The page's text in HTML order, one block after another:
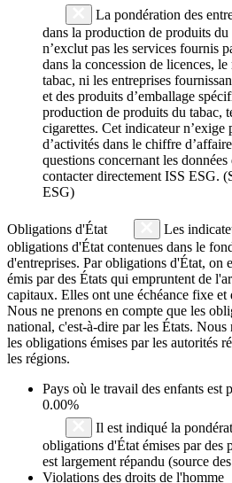
La pondération des
dans la production de produits du
n’exclut pas les services fournis
dans la concession de licences,
tabac, ni les entreprises
et des produits d’emballage
production de produits du tabac,
cigarettes. Cet indicateur n’exige
d’activités dans le chiffre
questions concernant les
contacter directement ISS ESG.
ESG)
Obligations d'État
Les
obligations d'État contenues dans le
d'entreprises. Par obligations d'État, on
émis par des États qui empruntent de
capitaux. Elles ont une échéance fixe et
Nous ne prenons en compte que les
national, c'est-à-dire par les États. Nous
les obligations émises par les autorités
les régions.
Pays où le travail des enfants est
0.00%
Il est indiqué la
obligations d'État émises par des
est largement répandu (source
Violations des droits de l'homme